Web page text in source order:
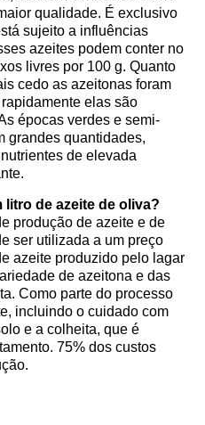
qualidade. É exclusivo
sujeito a influências
azeites podem conter no
livres por 100 g. Quanto
cedo as azeitonas foram
elas são
épocas verdes e semi-
grandes quantidades,
de elevada
de azeite de oliva?
produção de azeite e de
ser utilizada a um preço
azeite produzido pelo lagar
de azeitona e das
Como parte do processo
incluindo o cuidado com
e a colheita, que é
75% dos custos